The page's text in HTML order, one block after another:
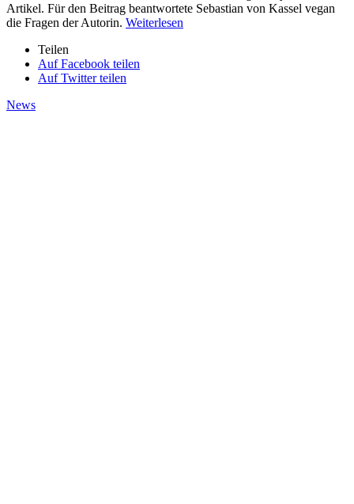
Artikel. Für den Beitrag beantwortete Sebastian von Kassel vegan
die Fragen der Autorin. Weiterlesen
Teilen
Auf Facebook teilen
Auf Twitter teilen
News